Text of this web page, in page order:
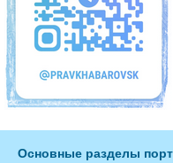
Основные разделы